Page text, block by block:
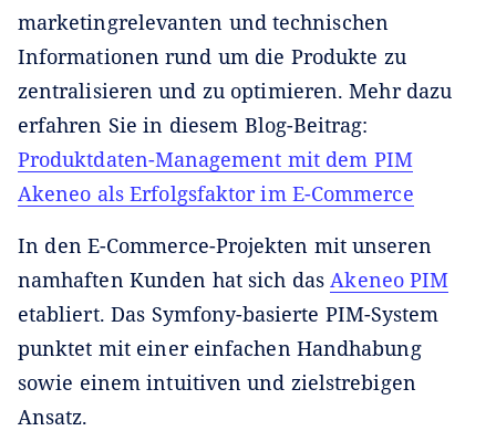
marketingrelevanten und technischen
Informationen rund um die Produkte zu
zentralisieren und zu optimieren. Mehr dazu
erfahren Sie in diesem Blog-Beitrag:
Produktdaten-Management mit dem PIM
Akeneo als Erfolgsfaktor im E-Commerce
In den E-Commerce-Projekten mit unseren
namhaften Kunden hat sich dasAkeneo PIM
etabliert. Das Symfony-basierte PIM-System
punktet mit einer einfachen Handhabung
sowie einem intuitiven und zielstrebigen
Ansatz.